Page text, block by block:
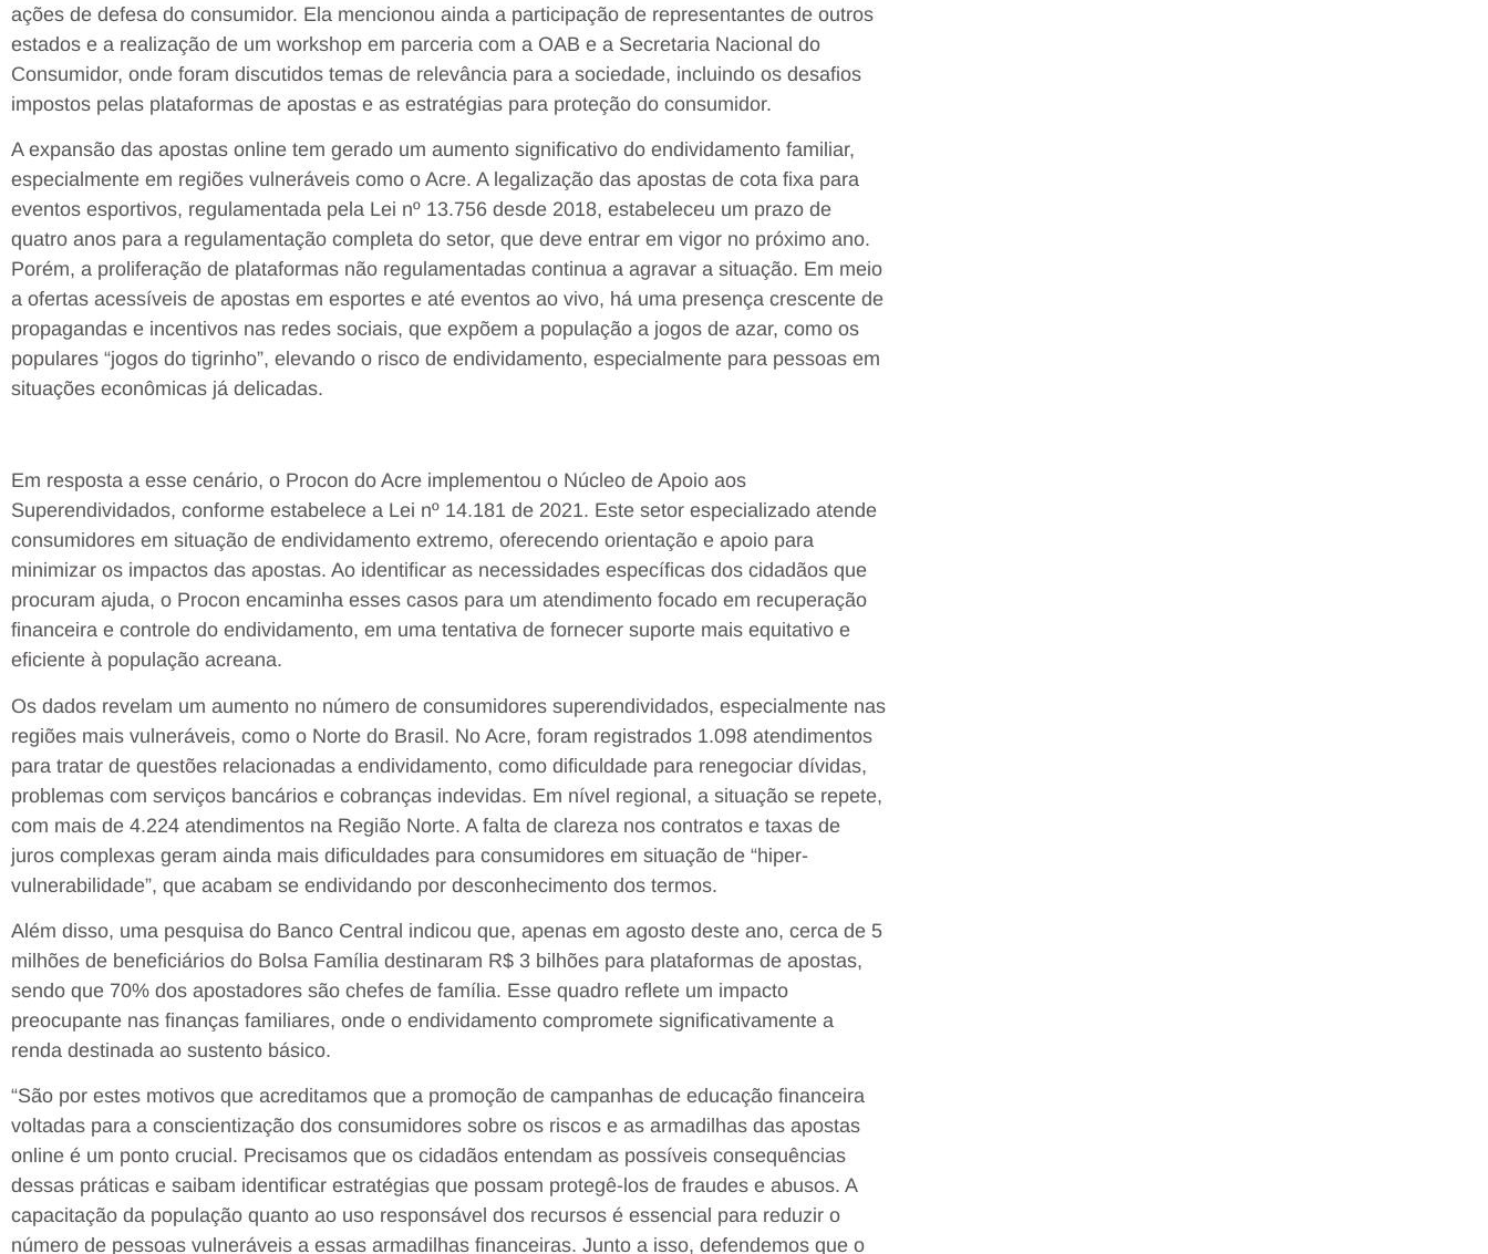
ações de defesa do consumidor. Ela mencionou ainda a participação de representantes de outros
estados e a realização de um workshop em parceria com a OAB e a Secretaria Nacional do
Consumidor, onde foram discutidos temas de relevância para a sociedade, incluindo os desafios
impostos pelas plataformas de apostas e as estratégias para proteção do consumidor.
A expansão das apostas online tem gerado um aumento significativo do endividamento familiar,
especialmente em regiões vulneráveis como o Acre. A legalização das apostas de cota fixa para
eventos esportivos, regulamentada pela Lei nº 13.756 desde 2018, estabeleceu um prazo de
quatro anos para a regulamentação completa do setor, que deve entrar em vigor no próximo ano.
Porém, a proliferação de plataformas não regulamentadas continua a agravar a situação. Em meio
a ofertas acessíveis de apostas em esportes e até eventos ao vivo, há uma presença crescente de
propagandas e incentivos nas redes sociais, que expõem a população a jogos de azar, como os
populares “jogos do tigrinho”, elevando o risco de endividamento, especialmente para pessoas em
situações econômicas já delicadas.
Em resposta a esse cenário, o Procon do Acre implementou o Núcleo de Apoio aos
Superendividados, conforme estabelece a Lei nº 14.181 de 2021. Este setor especializado atende
consumidores em situação de endividamento extremo, oferecendo orientação e apoio para
minimizar os impactos das apostas. Ao identificar as necessidades específicas dos cidadãos que
procuram ajuda, o Procon encaminha esses casos para um atendimento focado em recuperação
financeira e controle do endividamento, em uma tentativa de fornecer suporte mais equitativo e
eficiente à população acreana.
Os dados revelam um aumento no número de consumidores superendividados, especialmente nas
regiões mais vulneráveis, como o Norte do Brasil. No Acre, foram registrados 1.098 atendimentos
para tratar de questões relacionadas a endividamento, como dificuldade para renegociar dívidas,
problemas com serviços bancários e cobranças indevidas. Em nível regional, a situação se repete,
com mais de 4.224 atendimentos na Região Norte. A falta de clareza nos contratos e taxas de
juros complexas geram ainda mais dificuldades para consumidores em situação de “hiper-
vulnerabilidade”, que acabam se endividando por desconhecimento dos termos.
Além disso, uma pesquisa do Banco Central indicou que, apenas em agosto deste ano, cerca de 5
milhões de beneficiários do Bolsa Família destinaram R$ 3 bilhões para plataformas de apostas,
sendo que 70% dos apostadores são chefes de família. Esse quadro reflete um impacto
preocupante nas finanças familiares, onde o endividamento compromete significativamente a
renda destinada ao sustento básico.
“São por estes motivos que acreditamos que a promoção de campanhas de educação financeira
voltadas para a conscientização dos consumidores sobre os riscos e as armadilhas das apostas
online é um ponto crucial. Precisamos que os cidadãos entendam as possíveis consequências
dessas práticas e saibam identificar estratégias que possam protegê-los de fraudes e abusos. A
capacitação da população quanto ao uso responsável dos recursos é essencial para reduzir o
número de pessoas vulneráveis a essas armadilhas financeiras. Junto a isso, defendemos que o